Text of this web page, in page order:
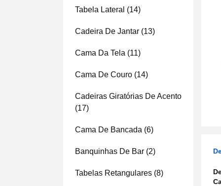
Tabela Lateral (14)
Cadeira De Jantar (13)
Cama Da Tela (11)
Cama De Couro (14)
Cadeiras Giratórias De Acento
(17)
Cama De Bancada (6)
Banquinhas De Bar (2)
Tabelas Retangulares (8)